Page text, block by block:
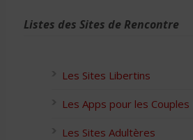
Listes des Sites de Rencontre
Les Sites Libertins
Les Apps pour les Couples
Les Sites Adultères